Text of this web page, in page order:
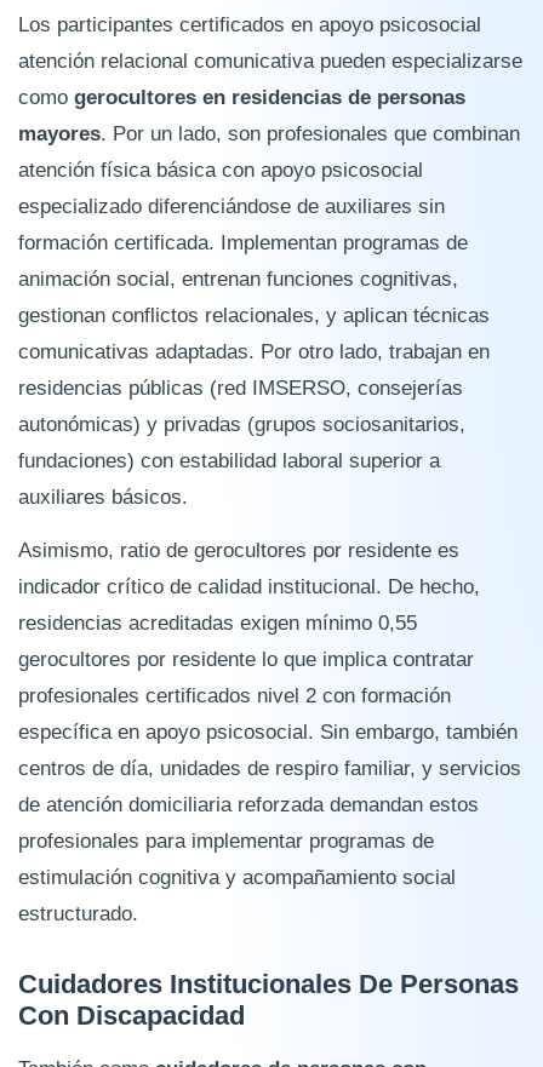
Los participantes certificados en apoyo psicosocial
atención relacional comunicativa pueden especializarse
como gerocultores en residencias de personas
mayores. Por un lado, son profesionales que combinan
atención física básica con apoyo psicosocial
especializado diferenciándose de auxiliares sin
formación certificada. Implementan programas de
animación social, entrenan funciones cognitivas,
gestionan conflictos relacionales, y aplican técnicas
comunicativas adaptadas. Por otro lado, trabajan en
residencias públicas (red IMSERSO, consejerías
autonómicas) y privadas (grupos sociosanitarios,
fundaciones) con estabilidad laboral superior a
auxiliares básicos.
Asimismo, ratio de gerocultores por residente es
indicador crítico de calidad institucional. De hecho,
residencias acreditadas exigen mínimo 0,55
gerocultores por residente lo que implica contratar
profesionales certificados nivel 2 con formación
específica en apoyo psicosocial. Sin embargo, también
centros de día, unidades de respiro familiar, y servicios
de atención domiciliaria reforzada demandan estos
profesionales para implementar programas de
estimulación cognitiva y acompañamiento social
estructurado.
Cuidadores Institucionales De Personas
Con Discapacidad